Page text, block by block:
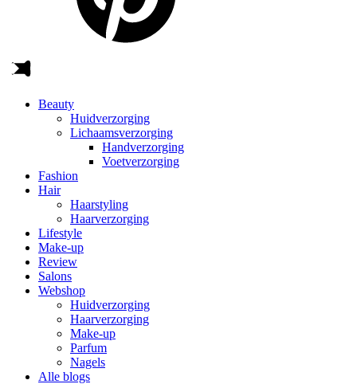
Beauty
Huidverzorging
Lichaamsverzorging
Handverzorging
Voetverzorging
Fashion
Hair
Haarstyling
Haarverzorging
Lifestyle
Make-up
Review
Salons
Webshop
Huidverzorging
Haarverzorging
Make-up
Parfum
Nagels
Alle blogs